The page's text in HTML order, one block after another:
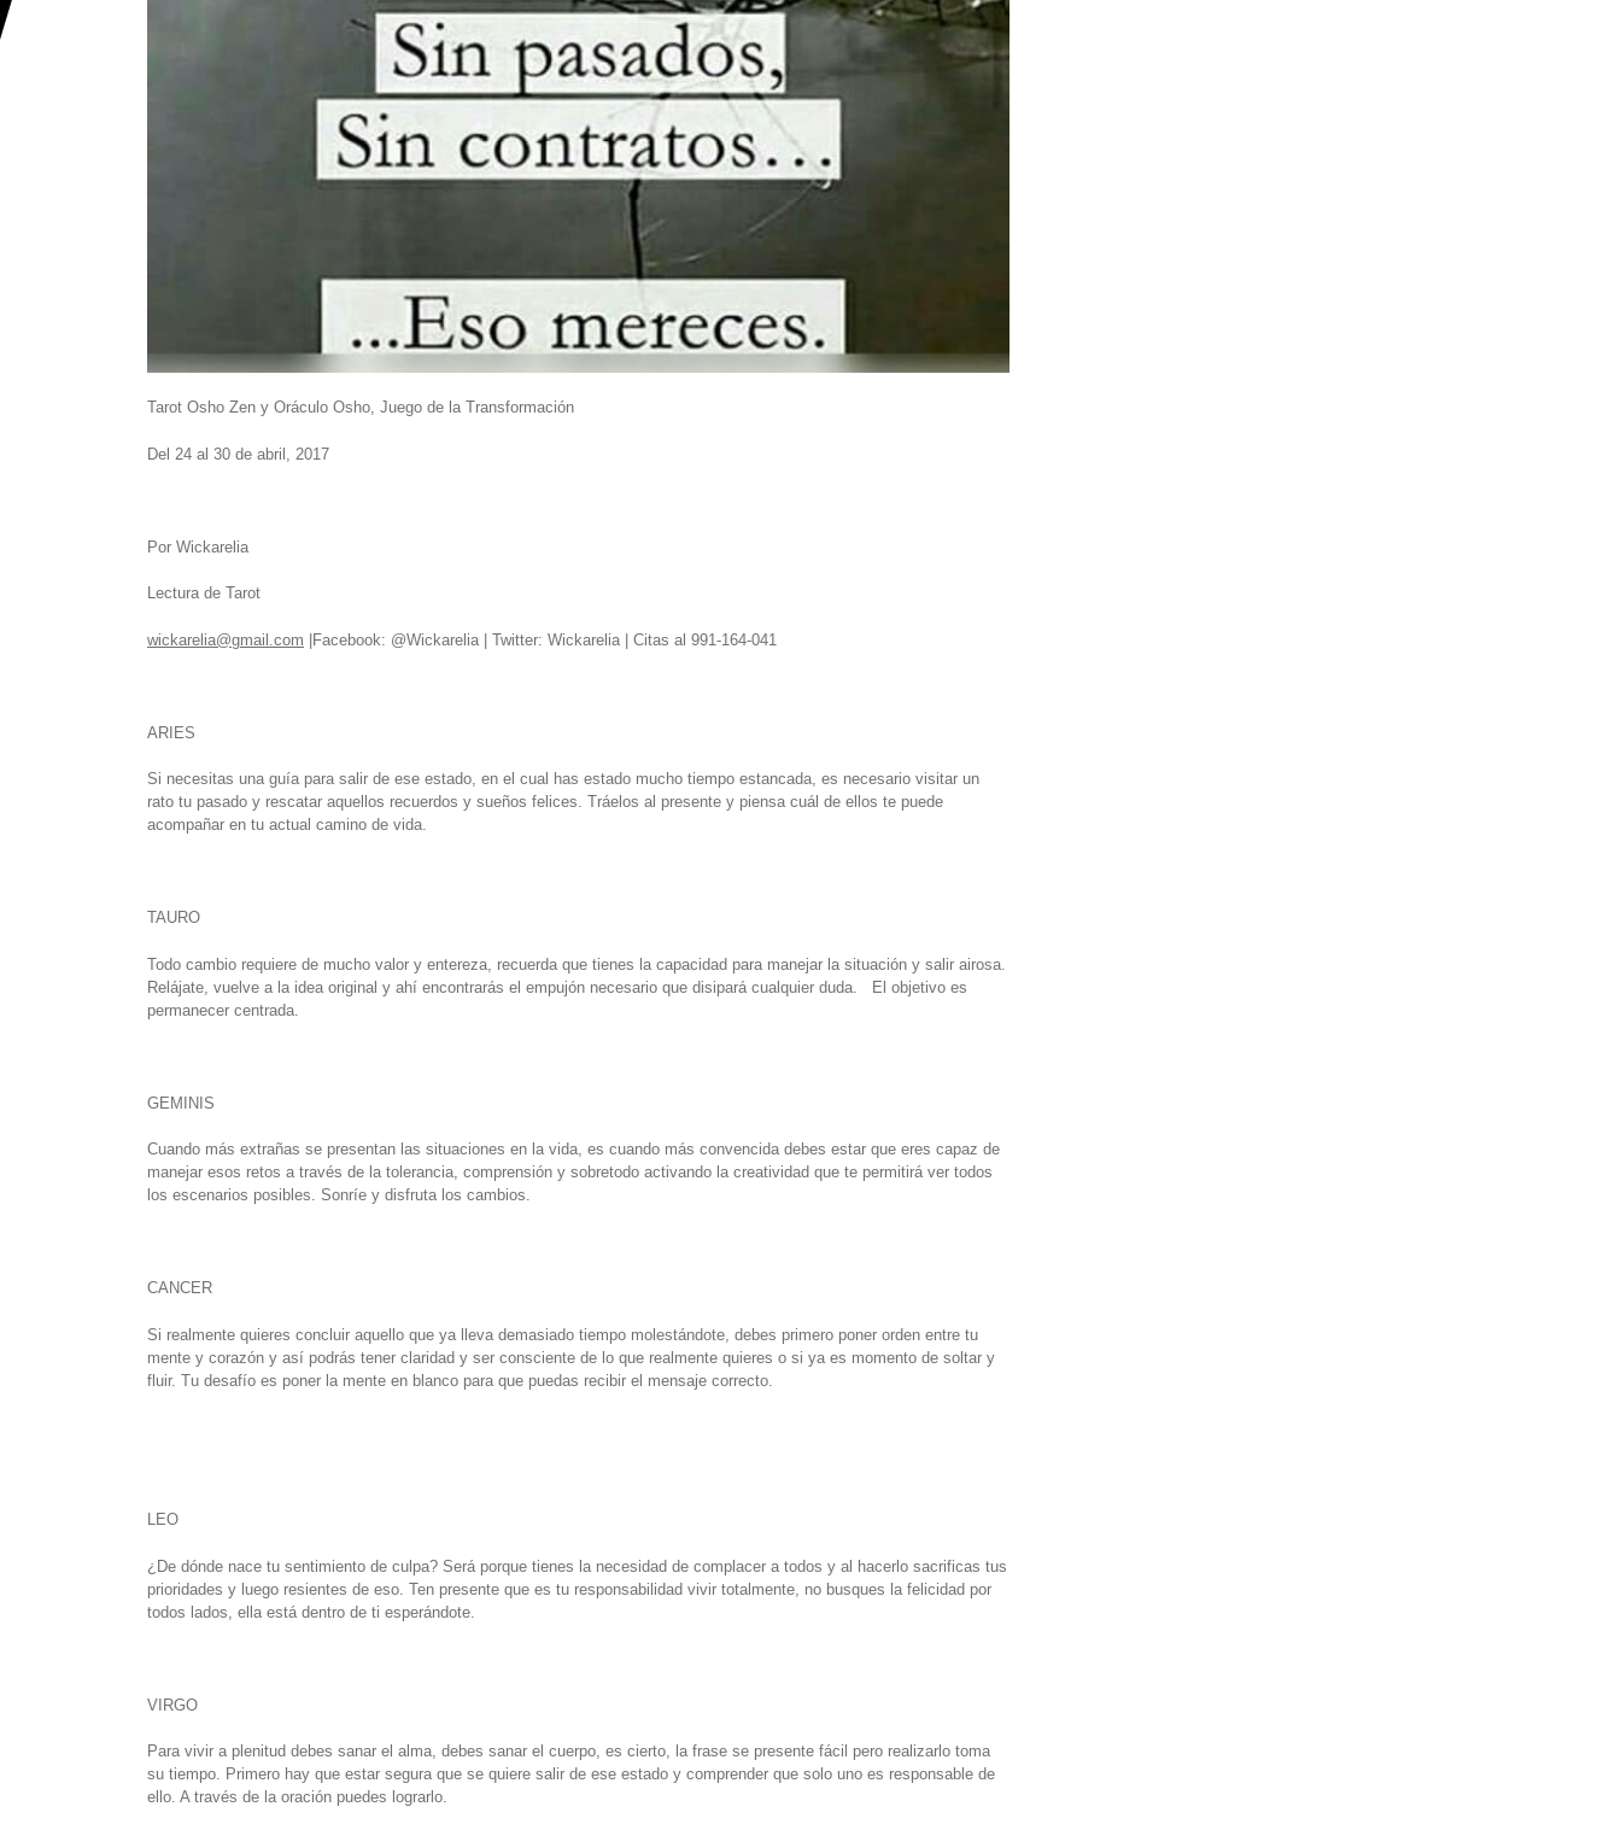
Tarot Osho Zen y Oráculo Osho, Juego de la Transformación
Del 24 al 30 de abril, 2017
Por Wickarelia
Lectura de Tarot
wickarelia@gmail.com |Facebook: @Wickarelia | Twitter: Wickarelia | Citas al 991-164-041
ARIES
Si necesitas una guía para salir de ese estado, en el cual has estado mucho tiempo estancada, es necesario visitar un
rato tu pasado y rescatar aquellos recuerdos y sueños felices. Tráelos al presente y piensa cuál de ellos te puede
acompañar en tu actual camino de vida.
TAURO
Todo cambio requiere de mucho valor y entereza, recuerda que tienes la capacidad para manejar la situación y salir airosa.
Relájate, vuelve a la idea original y ahí encontrarás el empujón necesario que disipará cualquier duda. El objetivo es
permanecer centrada.
GEMINIS
Cuando más extrañas se presentan las situaciones en la vida, es cuando más convencida debes estar que eres capaz de
manejar esos retos a través de la tolerancia, comprensión y sobretodo activando la creatividad que te permitirá ver todos
los escenarios posibles. Sonríe y disfruta los cambios.
CANCER
Si realmente quieres concluir aquello que ya lleva demasiado tiempo molestándote, debes primero poner orden entre tu
mente y corazón y así podrás tener claridad y ser consciente de lo que realmente quieres o si ya es momento de soltar y
fluir. Tu desafío es poner la mente en blanco para que puedas recibir el mensaje correcto.
LEO
¿De dónde nace tu sentimiento de culpa? Será porque tienes la necesidad de complacer a todos y al hacerlo sacrificas tus
prioridades y luego resientes de eso. Ten presente que es tu responsabilidad vivir totalmente, no busques la felicidad por
todos lados, ella está dentro de ti esperándote.
VIRGO
Para vivir a plenitud debes sanar el alma, debes sanar el cuerpo, es cierto, la frase se presente fácil pero realizarlo toma
su tiempo. Primero hay que estar segura que se quiere salir de ese estado y comprender que solo uno es responsable de
ello. A través de la oración puedes lograrlo.